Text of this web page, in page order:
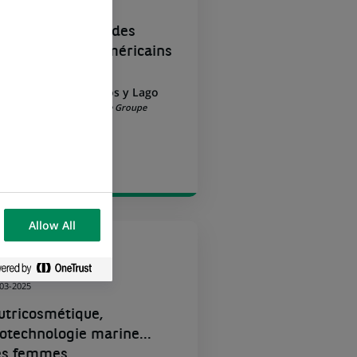
le tourbillon des
douaniers américains
Isabelle Mateos y Lago
Cheffe Economiste Groupe
2025
marine...
Allow All